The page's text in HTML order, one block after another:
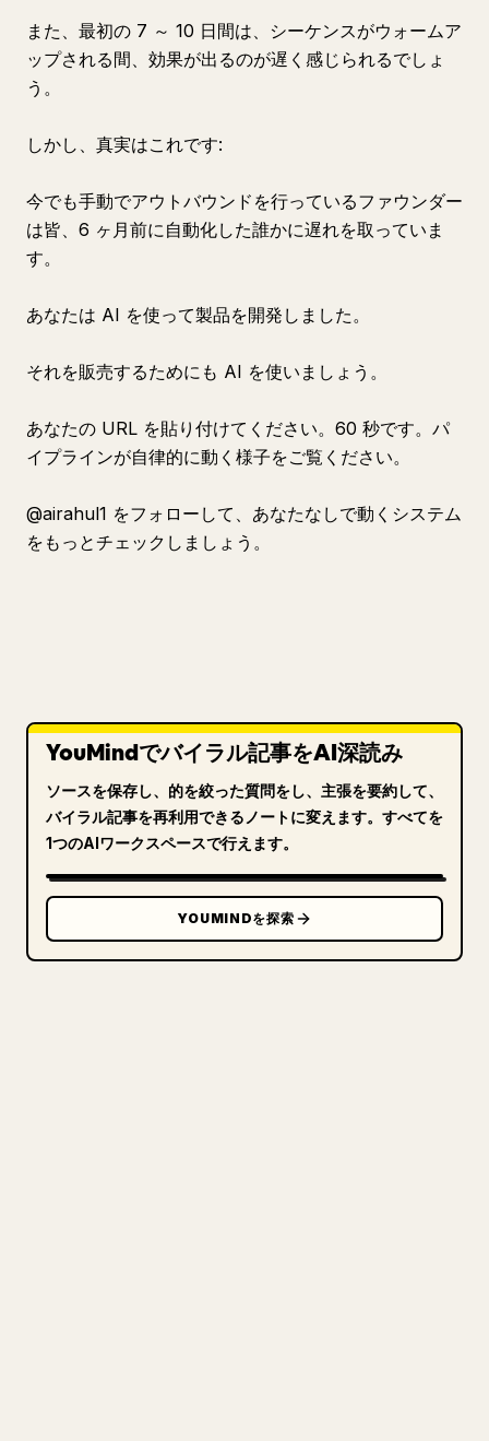
また、最初の 7 ～ 10 日間は、シーケンスがウォームア
ップされる間、効果が出るのが遅く感じられるでしょ
う。
しかし、真実はこれです:
今でも手動でアウトバウンドを行っているファウンダー
は皆、6 ヶ月前に自動化した誰かに遅れを取っていま
す。
あなたは AI を使って製品を開発しました。
それを販売するためにも AI を使いましょう。
あなたの URL を貼り付けてください。60 秒です。パ
イプラインが自律的に動く様子をご覧ください。
@airahul1 をフォローして、あなたなしで動くシステム
をもっとチェックしましょう。
YouMindでバイラル記事をAI深読み
ソースを保存し、的を絞った質問をし、主張を要約して、
バイラル記事を再利用できるノートに変えます。すべてを
1つのAIワークスペースで行えます。
YOUMINDを探索